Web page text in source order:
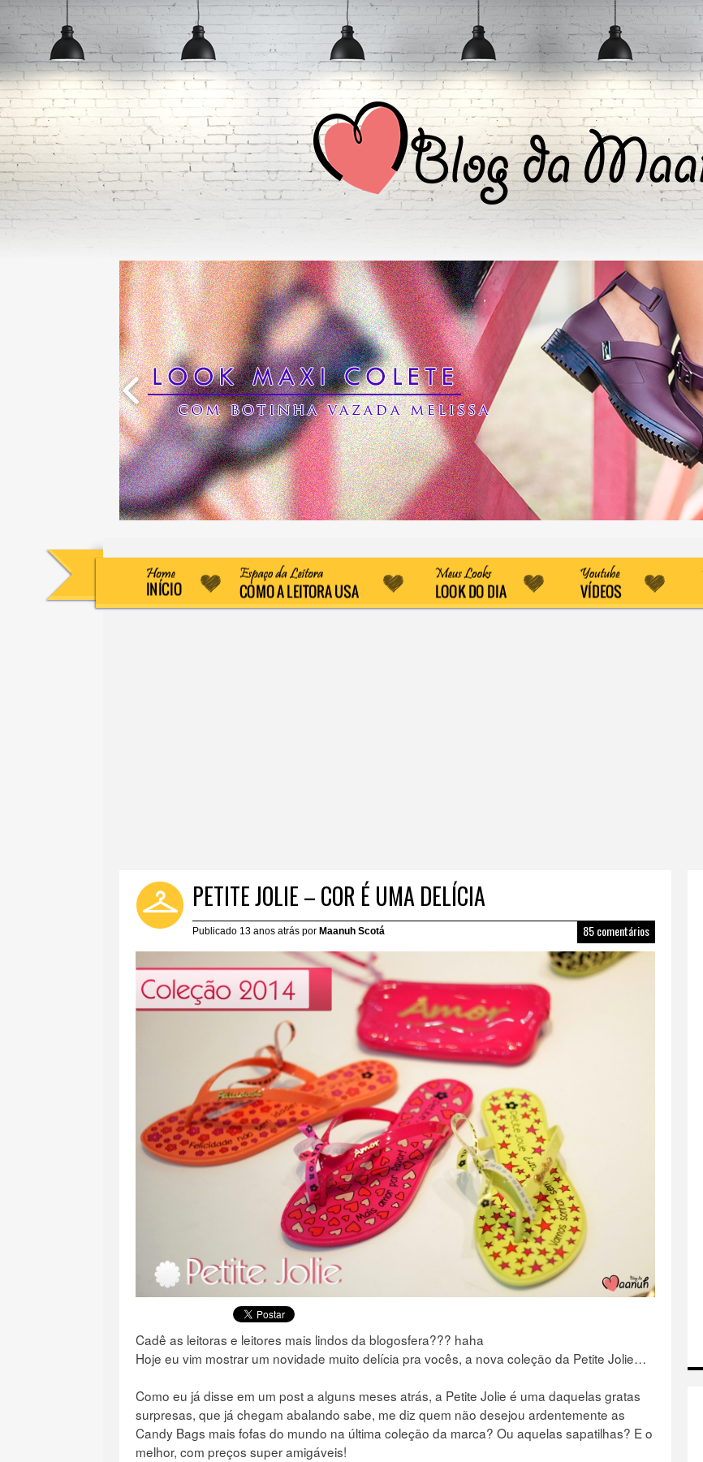
PETITE JOLIE – COR É UMA DELÍCIA
Publicado 13 anos atrás por Maanuh Scotá 85 comentários
Cadê as leitoras e leitores mais lindos da blogosfera??? haha
Hoje eu vim mostrar um novidade muito delícia pra vocês, a nova coleção da Petite Jolie…
Como eu já disse em um post a alguns meses atrás, a Petite Jolie é uma daquelas gratas
surpresas, que já chegam abalando sabe, me diz quem não desejou ardentemente as
Candy Bags mais fofas do mundo na última coleção da marca? Ou aquelas sapatilhas? E o
melhor, com preços super amigáveis!